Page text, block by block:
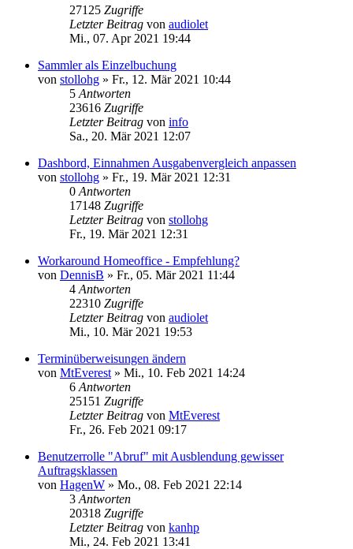
27125 Zugriffe
Letzter Beitrag von audiolet
Mi., 07. Apr 2021 19:44
Sammler als Einzelbuchung
von stollohg » Fr., 12. Mär 2021 10:44
5 Antworten
23616 Zugriffe
Letzter Beitrag von info
Sa., 20. Mär 2021 12:07
Dashbord, Einnahmen Ausgabenvergleich anpassen
von stollohg » Fr., 19. Mär 2021 12:31
0 Antworten
17148 Zugriffe
Letzter Beitrag von stollohg
Fr., 19. Mär 2021 12:31
Workaround Homeoffice - Empfehlung?
von DennisB » Fr., 05. Mär 2021 11:44
4 Antworten
22310 Zugriffe
Letzter Beitrag von audiolet
Mi., 10. Mär 2021 19:53
Terminüberweisungen ändern
von MtEverest » Mi., 10. Feb 2021 14:24
6 Antworten
25151 Zugriffe
Letzter Beitrag von MtEverest
Fr., 26. Feb 2021 09:17
Benutzerrolle "Abruf" mit Ausblendung gewisser
Auftragsklassen
von HagenW » Mo., 08. Feb 2021 22:14
3 Antworten
20318 Zugriffe
Letzter Beitrag von kanhp
Mi., 24. Feb 2021 13:41